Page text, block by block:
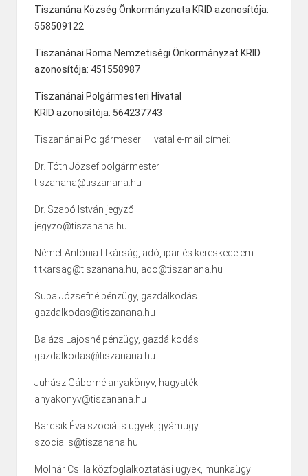
Tiszanána Község Önkormányzata KRID azonosítója:
558509122
Tiszanánai Roma Nemzetiségi Önkormányzat KRID
azonosítója: 451558987
Tiszanánai Polgármesteri Hivatal
KRID azonosítója: 564237743
Tiszanánai Polgármeseri Hivatal e-mail címei:
Dr. Tóth József polgármester
tiszanana@tiszanana.hu
Dr. Szabó István jegyző
jegyzo@tiszanana.hu
Német Antónia titkárság, adó, ipar és kereskedelem
titkarsag@tiszanana.hu, ado@tiszanana.hu
Suba Józsefné pénzügy, gazdálkodás
gazdalkodas@tiszanana.hu
Balázs Lajosné pénzügy, gazdálkodás
gazdalkodas@tiszanana.hu
Juhász Gáborné anyakönyv, hagyaték
anyakonyv@tiszanana.hu
Barcsik Éva szociális ügyek, gyámügy
szocialis@tiszanana.hu
Molnár Csilla közfoglalkoztatási ügyek, munkaügy